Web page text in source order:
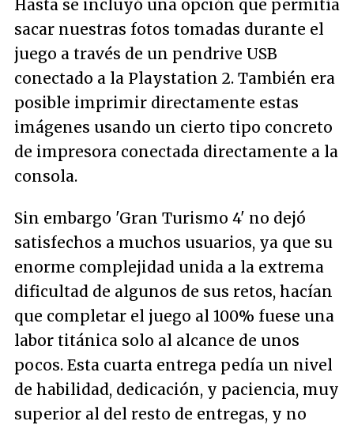
Hasta se incluyó una opción que permitía
sacar nuestras fotos tomadas durante el
juego a través de un pendrive USB
conectado a la Playstation 2. También era
posible imprimir directamente estas
imágenes usando un cierto tipo concreto
de impresora conectada directamente a la
consola.
Sin embargo 'Gran Turismo 4' no dejó
satisfechos a muchos usuarios, ya que su
enorme complejidad unida a la extrema
dificultad de algunos de sus retos, hacían
que completar el juego al 100% fuese una
labor titánica solo al alcance de unos
pocos. Esta cuarta entrega pedía un nivel
de habilidad, dedicación, y paciencia, muy
superior al del resto de entregas, y no